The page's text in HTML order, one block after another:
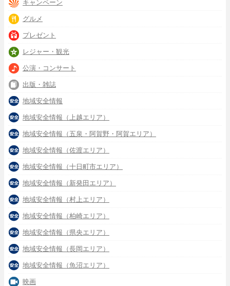
キャンペーン
グルメ
プレゼント
レジャー・観光
公演・コンサート
出版・雑誌
地域安全情報
地域安全情報（上越エリア）
地域安全情報（五泉・阿賀野・阿賀エリア）
地域安全情報（佐渡エリア）
地域安全情報（十日町市エリア）
地域安全情報（新発田エリア）
地域安全情報（村上エリア）
地域安全情報（柏崎エリア）
地域安全情報（県央エリア）
地域安全情報（長岡エリア）
地域安全情報（魚沼エリア）
映画